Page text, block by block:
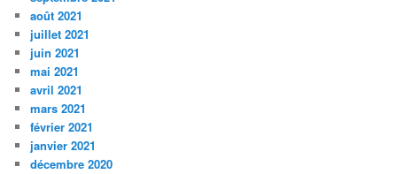
août 2021
juillet 2021
juin 2021
mai 2021
avril 2021
mars 2021
février 2021
janvier 2021
décembre 2020